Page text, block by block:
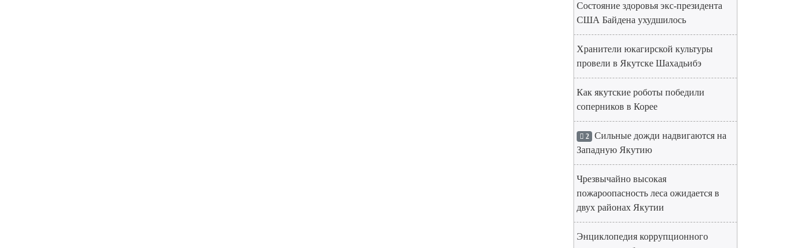
Состояние здоровья экс-президента
США Байдена ухудшилось
Хранители юкагирской культуры
провели в Якутске Шахадьибэ
Как якутские роботы победили
соперников в Корее
2 Сильные дожди надвигаются на
Западную Якутию
Чрезвычайно высокая
пожароопасность леса ожидается в
двух районах Якутии
Энциклопедия коррупционного